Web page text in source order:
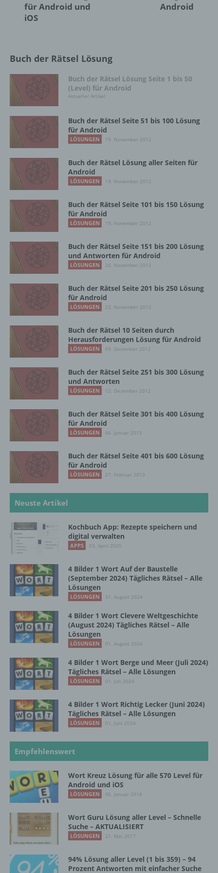
für Android und
iOS
Android
Buch der Rätsel Lösung
Buch der Rätsel Lösung Seite 1 bis 50
(Level) für Android
Aktueller Artikel
Buch der Rätsel Seite 51 bis 100 Lösung
für Android
LÖSUNGEN 19. November 2012
Buch der Rätsel Lösung aller Seiten für
Android
LÖSUNGEN 19. November 2012
Buch der Rätsel Seite 101 bis 150 Lösung
für Android
LÖSUNGEN 19. November 2012
Buch der Rätsel Seite 151 bis 200 Lösung
und Antworten für Android
LÖSUNGEN 20. November 2012
Buch der Rätsel Seite 201 bis 250 Lösung
für Android
LÖSUNGEN 22. November 2012
Buch der Rätsel 10 Seiten durch
Herausforderungen Lösung für Android
LÖSUNGEN 09. Dezember 2012
Buch der Rätsel Seite 251 bis 300 Lösung
und Antworten
LÖSUNGEN 12. Dezember 2012
Buch der Rätsel Seite 301 bis 400 Lösung
für Android
LÖSUNGEN 06. Januar 2013
Buch der Rätsel Seite 401 bis 600 Lösung
für Android
LÖSUNGEN 27. Februar 2013
Neuste Artikel
Kochbuch App: Rezepte speichern und
digital verwalten
APPS 03. April 2025
4 Bilder 1 Wort Auf der Baustelle
(September 2024) Tägliches Rätsel – Alle
Lösungen
LÖSUNGEN 31. August 2024
4 Bilder 1 Wort Clevere Weltgeschichte
(August 2024) Tägliches Rätsel – Alle
Lösungen
LÖSUNGEN 01. August 2024
4 Bilder 1 Wort Berge und Meer (Juli 2024)
Tägliches Rätsel – Alle Lösungen
LÖSUNGEN 01. Juli 2024
4 Bilder 1 Wort Richtig Lecker (Juni 2024)
Tägliches Rätsel – Alle Lösungen
LÖSUNGEN 01. Juni 2024
Empfehlenswert
Wort Kreuz Lösung für alle 570 Level für
Android und iOS
LÖSUNGEN 05. Januar 2018
Wort Guru Lösung aller Level – Schnelle
Suche – AKTUALISIERT
LÖSUNGEN 21. Mai 2017
94% Lösung aller Level (1 bis 359) – 94
Prozent Antworten mit einfacher Suche
personenbezogener Daten mit dem Ziel, ihre
Verarbeitung personenbezogener Daten, die
darin besteht, dass diese
personenbezogenen Daten verwendet
werden, um bestimmte persönliche Aspekte,
die sich auf eine natürliche Person beziehen,
zu bewerten, insbesondere, um Aspekte
bezüglich Arbeitsleistung, wirtschaftlicher
Lage, Gesundheit, persönlicher Vorlieben,
Interessen, Zuverlässigkeit, Verhalten,
Aufenthaltsort oder Ortswechsel dieser
natürlichen Person zu analysieren oder
vorherzusagen.
f) Pseudonymisierung
Pseudonymisierung ist die Verarbeitung
personenbezogener Daten in einer Weise,
auf welche die personenbezogenen Daten
ohne Hinzuziehung zusätzlicher
betroffenen Person zugeordnet werden
können, sofern diese zusätzlichen
Informationen gesondert aufbewahrt werden
Maßnahmen unterliegen, die gewährleisten,
dass die personenbezogenen Daten nicht
einer identifizierten oder identifizierbaren
natürlichen Person zugewiesen werden.
g) Verantwortlicher oder für die Verarbeitung
Verantwortlicher
Verantwortlicher oder für die Verarbeitung
Verantwortlicher ist die natürliche oder
juristische Person, Behörde, Einrichtung
oder andere Stelle, die allein oder
gemeinsam mit anderen über die Zwecke
und Mittel der Verarbeitung von
personenbezogenen Daten entscheidet.
Verarbeitung durch das Unionsrecht oder
beziehungsweise können die bestimmten
Kriterien seiner Benennung nach dem
Unionsrecht oder dem Recht der
h) Auftragsverarbeiter
Auftragsverarbeiter ist eine natürliche oder
juristische Person, Behörde, Einrichtung
oder andere Stelle, die personenbezogene
Daten im Auftrag des Verantwortlichen
i) Empfänger
Empfänger ist eine natürliche oder juristische
Person, Behörde, Einrichtung oder andere
Stelle, der personenbezogene Daten
es sich bei ihr um einen Dritten handelt oder
dem Unionsrecht oder dem Recht der
Mitgliedstaaten möglicherweise
personenbezogene Daten erhalten, gelten
j) Dritter
Dritter ist eine natürliche oder juristische